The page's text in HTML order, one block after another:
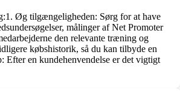
Øg tilgængeligheden: Sørg for at have
målinger af Net Promoter
den relevante træning og
købshistorik, så du kan tilbyde en
en kundehenvendelse er det vigtigt